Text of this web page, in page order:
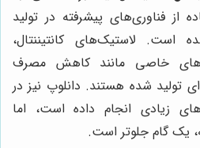
از فناوری‌های پیشرفته در تولید
است. لاستیک‌های کانتیننتال،
خاصی مانند کاهش مصرف
شده هستند. دانلوپ نیز در
زیادی انجام داده است، اما
یک گام جلوتر است.